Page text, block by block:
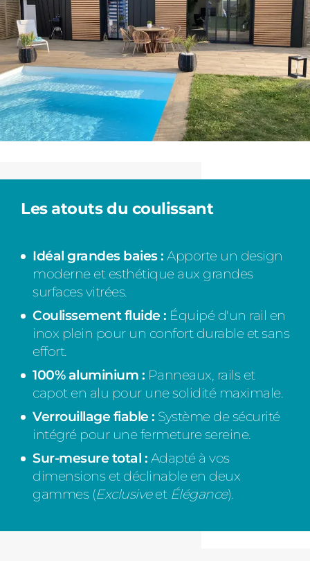
Les atouts du coulissant
Idéal grandes baies : Apporte un design
moderne et esthétique aux grandes
surfaces vitrées.
Coulissement fluide : Équipé d'un rail en
inox plein pour un confort durable et sans
effort.
100% aluminium : Panneaux, rails et
capot en alu pour une solidité maximale.
Verrouillage fiable : Système de sécurité
intégré pour une fermeture sereine.
Sur-mesure total : Adapté à vos
dimensions et déclinable en deux
gammes (Exclusiveet Élégance).